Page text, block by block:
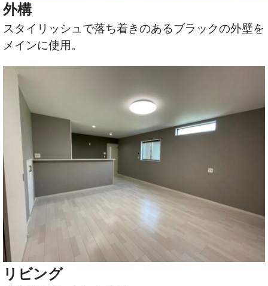
外構
スタイリッシュで落ち着きのあるブラックの外壁を
メインに使用。
リビング